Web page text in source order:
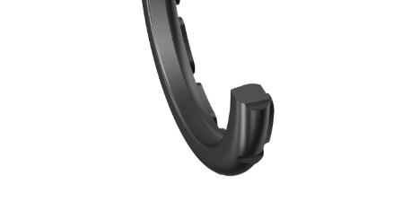
Chemikalienbeständige Dichtungen für sichere Prozesse in
Hygienische Dichtungslösungen für Reinräume, Bioreaktoren
Stabile Dichtungen für Kraftwerke, Turbinen und erneuerbare